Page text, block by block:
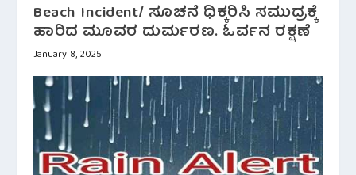
Beach Incident/ ಸೂಚನೆ ಧಿಕ್ಕರಿಸಿ ಸಮುದ್ರಕ್ಕೆ
ಹಾರಿದ ಮೂವರ ದುರ್ಮರಣ. ಓರ್ವನ ರಕ್ಷಣೆ
January 8, 2025